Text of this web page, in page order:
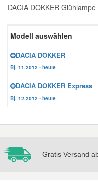
DACIA DOKKER
Modell auswählen
DACIA DOKKER
Bj. 11.2012 - heute
DACIA DOKKER Express
Bj. 12.2012 - heute
Gratis Versand
Reparatur-Zubehör
Schlüsselgehäuse
Winter-Autozubehör
Jeep Ersatzteile